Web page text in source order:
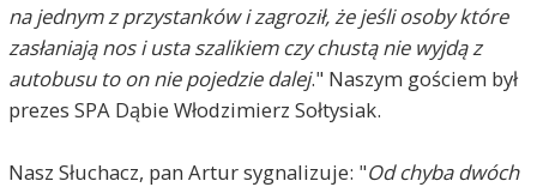
na jednym z przystanków i zagroził, że jeśli osoby które
zasłaniają nos i usta szalikiem czy chustą nie wyjdą z
autobusu to on nie pojedzie dalej." Naszym gościem był
prezes SPA Dąbie Włodzimierz Sołtysiak.
Nasz Słuchacz, pan Artur sygnalizuje: "Od chyba dwóch